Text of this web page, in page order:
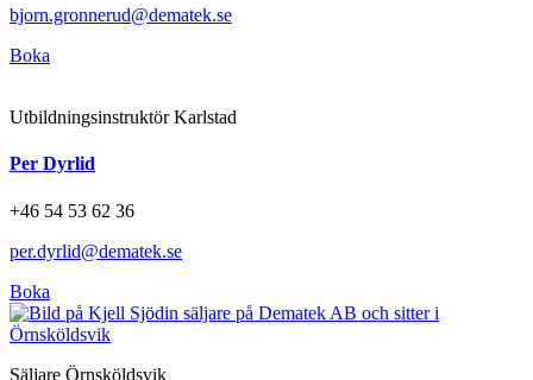
bjorn.gronnerud@dematek.se
Boka
Utbildningsinstruktör Karlstad
Per Dyrlid
+46 54 53 62 36
per.dyrlid@dematek.se
Boka
Säljare Örnsköldsvik